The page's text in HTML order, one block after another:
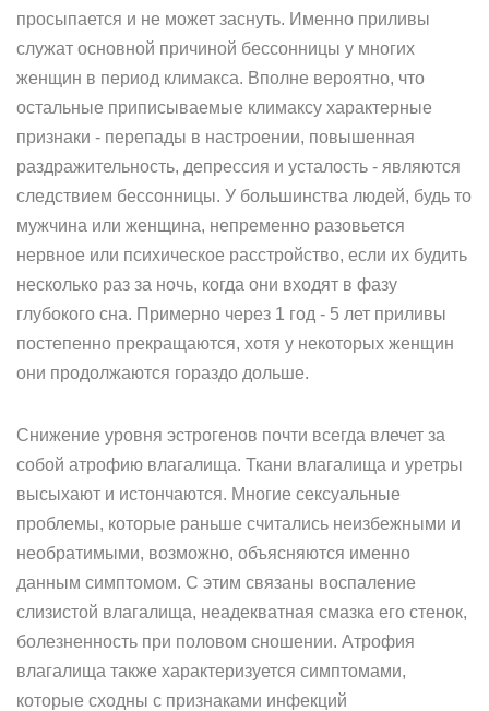
просыпается и не может заснуть. Именно приливы
служат основной причиной бессонницы у многих
женщин в период климакса. Вполне вероятно, что
остальные приписываемые климаксу характерные
признаки - перепады в настроении, повышенная
раздражительность, депрессия и усталость - являются
следствием бессонницы. У большинства людей, будь то
мужчина или женщина, непременно разовьется
нервное или психическое расстройство, если их будить
несколько раз за ночь, когда они входят в фазу
глубокого сна. Примерно через 1 год - 5 лет приливы
постепенно прекращаются, хотя у некоторых женщин
они продолжаются гораздо дольше.
Снижение уровня эстрогенов почти всегда влечет за
собой атрофию влагалища. Ткани влагалища и уретры
высыхают и истончаются. Многие сексуальные
проблемы, которые раньше считались неизбежными и
необратимыми, возможно, объясняются именно
данным симптомом. С этим связаны воспаление
слизистой влагалища, неадекватная смазка его стенок,
болезненность при половом сношении. Атрофия
влагалища также характеризуется симптомами,
которые сходны с признаками инфекций